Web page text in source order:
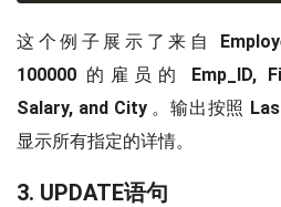
这个例子展示了来自
100000 的雇员的 Emp_ID,
Salary, and City。输出按照
显示所有指定的详情。
3. UPDATE语句